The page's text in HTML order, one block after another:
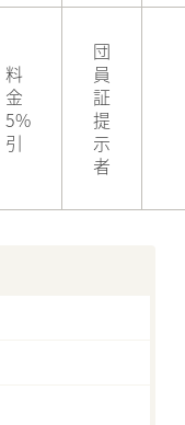
料
金
5%
引
団
員
証
提
示
者